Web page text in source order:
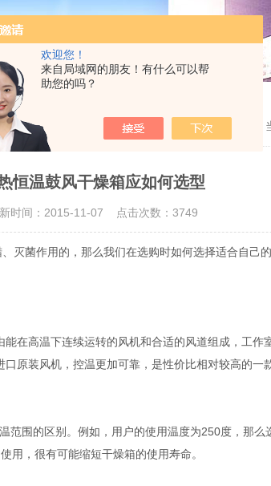
欢迎您！
来自局域网的朋友！有什么可以帮
助您的吗？
恒温鼓风干燥箱应如何选型
时间：2015-11-07 点击次数：3749
灭菌作用的，那么我们在选购时如何选择适合自己
高温下连续运转的风机和合适的风道组成，工作
装风机，控温更加可靠，是性价比相对较高的一
围的区别。例如，用户的使用温度为250度，那
，很有可能缩短干燥箱的使用寿命。